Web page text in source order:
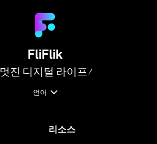
FliFlik
멋진 디지털 라이프!
언어
리소스